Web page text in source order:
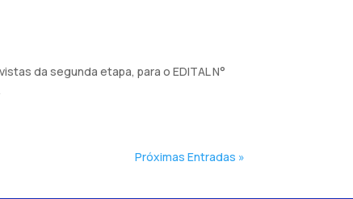
da segunda etapa, para o EDITAL N°
Próximas Entradas »